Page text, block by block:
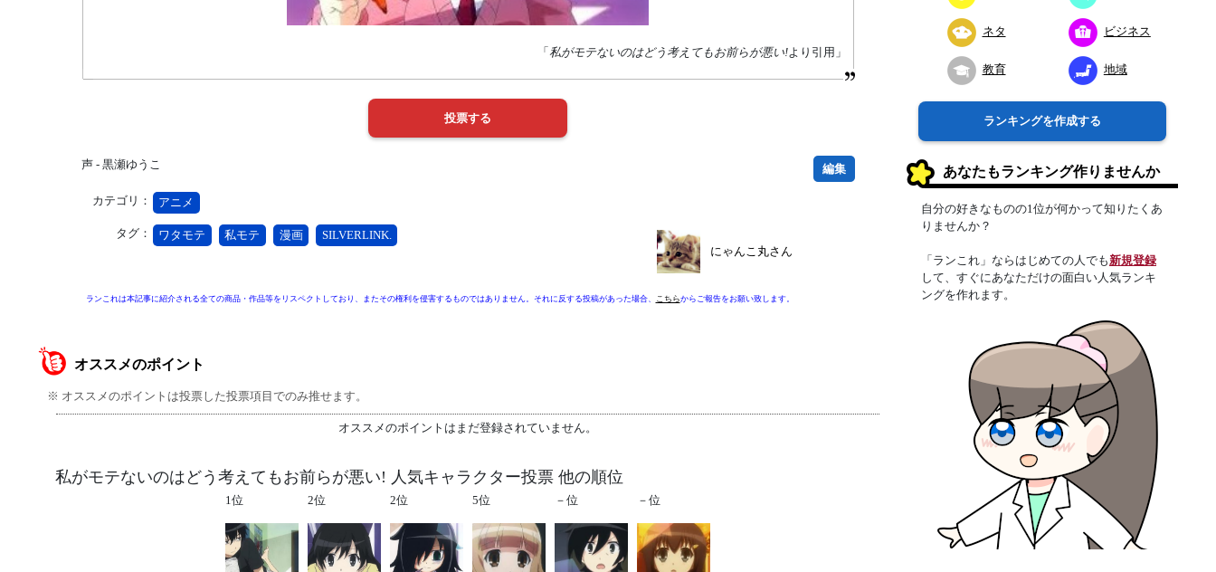
「 私がモテないのはどう考えてもお前らが悪い!より引用」
声 - 黒瀬ゆうこ
カテゴリ： アニメ
タグ： ワタモテ 私モテ 漫画 SILVERLINK.
編集
にゃんこ丸さん
ランこれは本記事に紹介される全ての商品・作品等をリスペクトしており、またその権利を侵害するものではありません。それに反する投稿があった場合、 こちらからご報告をお願い致します。
オススメのポイント
※ オススメのポイントは投票した投票項目でのみ推せます。
オススメのポイントはまだ登録されていません。
私がモテないのはどう考えてもお前らが悪い! 人気キャラクター投票 他の順位
1位 2位 2位 5位 －位 －位
ネタ ビジネス
教育 地域
ランキングを作成する
あなたもランキング作りませんか
自分の好きなものの1位が何かって知りたくあ
りませんか？
「ランこれ」ならはじめての人でも新規登録
して、すぐにあなただけの面白い人気ランキ
ングを作れます。